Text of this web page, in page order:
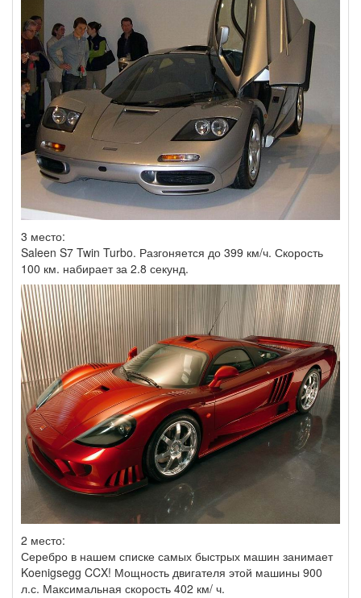
3 место:
Saleen S7 Twin Turbo. Разгоняется до 399 км/ч. Скорость
100 км. набирает за 2.8 секунд.
2 место:
Серебро в нашем списке самых быстрых машин занимает
Koenigsegg CCX! Мощность двигателя этой машины 900
л.с. Максимальная скорость 402 км/ ч.